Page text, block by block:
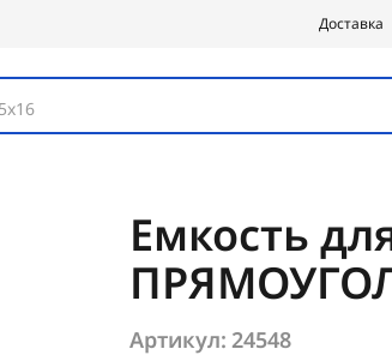
Доставка
Емкость
Артикул: 24548